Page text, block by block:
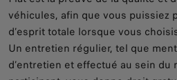
véhicules, afin que vous puissiez
d’esprit totale lorsque vous
Un entretien régulier, tel que
d’entretien et effectué au sein du